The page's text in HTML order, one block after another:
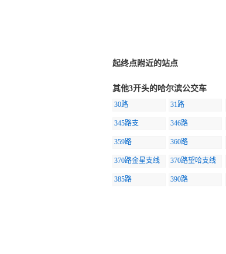
起终点附近的站点
其他3开头的哈尔滨公交车
30路 31路
345路支 346路
359路 360路
370路金星支线 370路望哈支线
385路 390路